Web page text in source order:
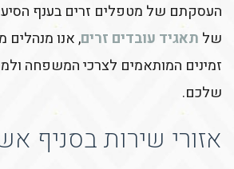
העסקתם של מטפלים זרים בענף
של תאגיד עובדים זרים, אנו
זמינים המותאמים לצרכי המשפחה
שלכם.
אזורי שירות בסניף